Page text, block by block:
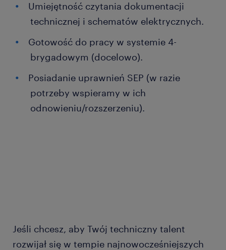
Umiejętność czytania dokumentacji
technicznej i schematów elektrycznych.
Gotowość do pracy w systemie 4-
brygadowym (docelowo).
Posiadanie uprawnień SEP (w razie
potrzeby wspieramy w ich
odnowieniu/rozszerzeniu).
Jeśli chcesz, aby Twój techniczny talent
rozwijał się w tempie najnowocześniejszych